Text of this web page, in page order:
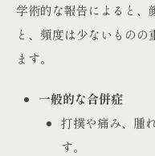
学術的な報告によると、
と、頻度は少ないもの
ます。
一般的な合併症
打撲や痛み、腫
す。